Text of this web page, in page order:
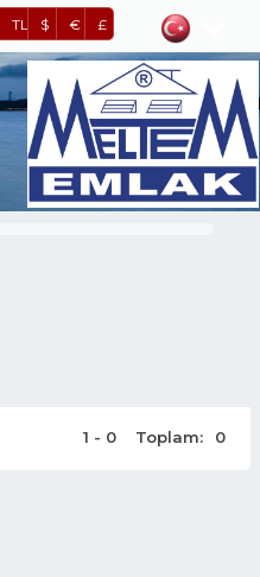
TL $ € £
1 - 0 Toplam: 0